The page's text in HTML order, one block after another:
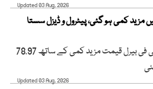
Updated 03 Aug, 2026
مزید کمی ہو گئی، پیٹرول و ڈیزل سستا
امریکی خام تیل کی فی بیرل قیمت مزید کمی کے ساتھ 78.97
Updated 03 Aug, 2026